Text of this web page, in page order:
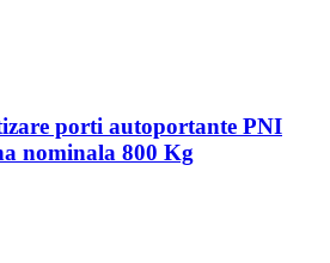
porti autoportante PNI
nominala 800 Kg